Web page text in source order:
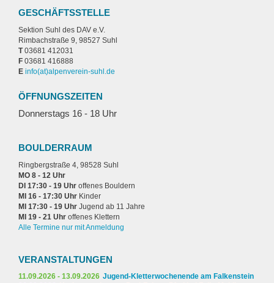
GESCHÄFTSSTELLE
Sektion Suhl des DAV e.V.
Rimbachstraße 9, 98527 Suhl
T03681 412031
F 03681 416888
E ed.lhus-nierevnepla(ta)ofni
ÖFFNUNGSZEITEN
Donnerstags 16 - 18 Uhr
BOULDERRAUM
Ringbergstraße 4, 98528 Suhl
MO 8 - 12 Uhr
DI 17:30 - 19 Uhr offenes Bouldern
MI 16 - 17:30 Uhr Kinder
MI 17:30 - 19 Uhr Jugend ab 11 Jahre
MI 19 - 21 Uhr offenes Klettern
Alle Termine nur mit Anmeldung
VERANSTALTUNGEN
11.09.2026 - 13.09.2026 Jugend-Kletterwochenende am Falkenstein